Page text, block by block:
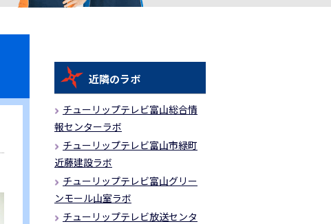
近隣のラボ
チューリップテレビ富山総合情
報センターラボ
チューリップテレビ富山市緑町
近藤建設ラボ
チューリップテレビ富山グリー
ンモール山室ラボ
チューリップテレビ放送センタ